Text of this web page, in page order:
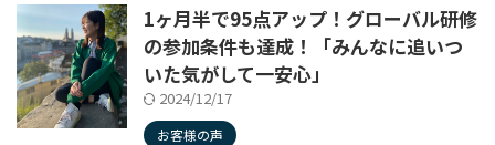
1ヶ月半で95点アップ！グローバル研修
の参加条件も達成！「みんなに追いつ
いた気がして一安心」
2024/12/17
お客様の声